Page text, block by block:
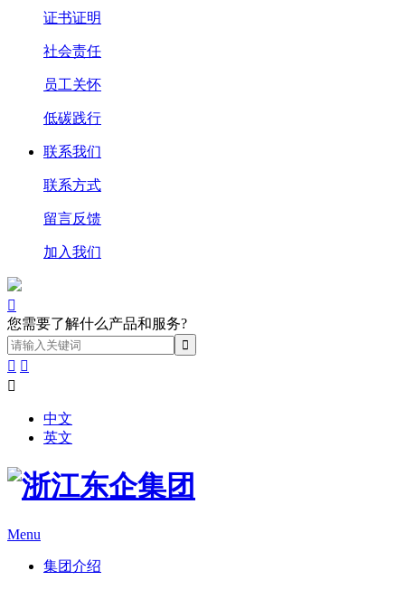
证书证明
社会责任
员工关怀
低碳践行
联系我们
联系方式
留言反馈
加入我们

您需要了解什么产品和服务?
 

中文
英文
Menu
集团介绍